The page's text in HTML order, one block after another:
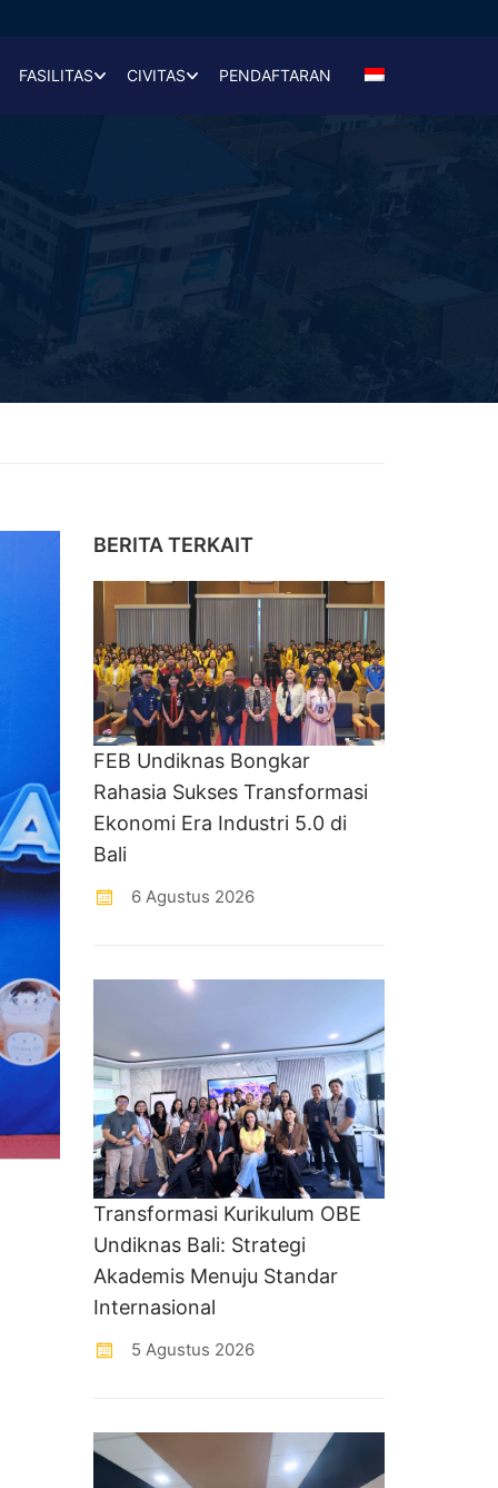
FASILITAS CIVITAS PENDAFTARAN
BERITA TERKAIT
FEB Undiknas Bongkar
Rahasia Sukses Transformasi
Ekonomi Era Industri 5.0 di
Bali
6 Agustus 2026
Transformasi Kurikulum OBE
Undiknas Bali: Strategi
Akademis Menuju Standar
Internasional
5 Agustus 2026